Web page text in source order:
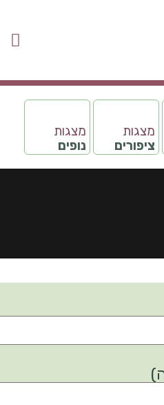
מצגות
ציפורים
מצגות
נופים